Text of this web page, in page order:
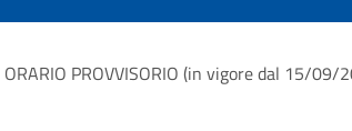
ORARIO PROVVISORIO (in vigore dal 15/